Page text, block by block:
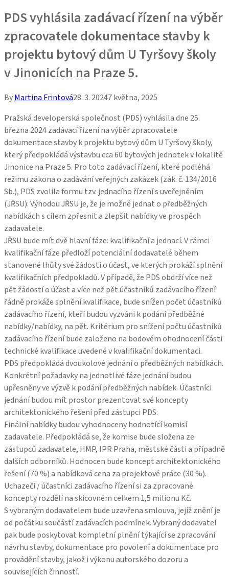
PDS vyhlásila zadávací řízení na výběr
zpracovatele dokumentace stavby k
projektu bytový dům U Tyršovy školy
v Jinonicích na Praze 5.
ByMartina Frintová28. 3. 20247 května, 2025
Pražská developerská společnost (PDS) vyhlásila dne 25.
března 2024 zadávací řízení na výběr zpracovatele
dokumentace stavby k projektu bytový dům U Tyršovy školy,
který předpokládá výstavbu cca 60 bytových jednotek v lokalitě
Jinonice na Praze 5. Pro toto zadávací řízení, které podléhá
režimu zákona o zadávání veřejných zakázek (zák. č. 134/2016
Sb.), PDS zvolila formu tzv. jednacího řízení s uveřejněním
(JŘSU). Výhodou JŘSU je, že je možné jednat o předběžných
nabídkách s cílem zpřesnit a zlepšit nabídky ve prospěch
zadavatele.
JŘSU bude mít dvě hlavní fáze: kvalifikační a jednací. V rámci
kvalifikační fáze předloží potenciální dodavatelé během
stanovené lhůty své žádosti o účast, ve kterých prokáží splnění
kvalifikačních předpokladů. V případě, že PDS obdrží více než
pět žádostí o účast a více než pět účastníků zadávacího řízení
řádně prokáže splnění kvalifikace, bude snížen počet účastníků
zadávacího řízení, kteří budou vyzváni k podání předběžné
nabídky/nabídky, na pět. Kritérium pro snížení počtu účastníků
zadávacího řízení bude založeno na bodovém ohodnocení části
technické kvalifikace uvedené v kvalifikační dokumentaci.
PDS předpokládá dvoukolové jednání o předběžných nabídkách.
Konkrétní požadavky na jednotlivé fáze jednání budou
upřesněny ve výzvě k podání předběžných nabídek. Účastníci
jednání budou mít prostor prezentovat své koncepty
architektonického řešení před zástupci PDS.
Finální nabídky budou vyhodnoceny hodnotící komisí
zadavatele. Předpokládá se, že komise bude složena ze
zástupců zadavatele, HMP, IPR Praha, městské části a případně
dalších odborníků. Hodnocen bude koncept architektonického
řešení (70 %) a nabídková cena za projektové práce (30 %).
Uchazeči / účastníci zadávacího řízení si za zpracované
koncepty rozdělí na skicovném celkem 1,5 milionu Kč.
S vybraným dodavatelem bude uzavřena smlouva, jejíž znění je
od počátku součástí zadávacích podmínek. Vybraný dodavatel
pak bude poskytovat kompletní plnění týkající se zpracování
návrhu stavby, dokumentace pro povolení a dokumentace pro
provádění stavby, jakož i výkonu autorského dozoru a
souvisejících činností.